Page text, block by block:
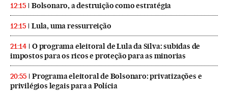
12:15 Bolsonaro, a destruição como estratégia
12:15 Lula, uma ressurreição
21:14
O programa eleitoral de Lula da Silva: subidas de
impostos para os ricos e proteção para as minorias
20:55
Programa eleitoral de Bolsonaro: privatizações e
privilégios legais para a Polícia